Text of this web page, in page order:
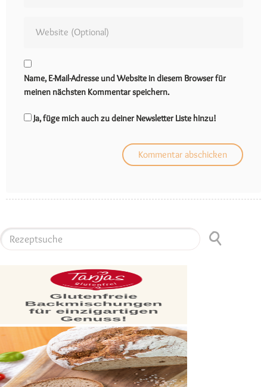
Name, E-Mail-Adresse und Website in diesem Browser für
meinen nächsten Kommentar speichern.
Ja, füge mich auch zu deiner Newsletter Liste hinzu!